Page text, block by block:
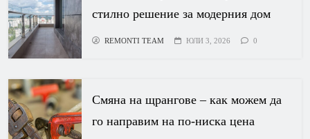
стилно решение за модерния дом
REMONTI TEAM ЮЛИ 3, 2026 0
Смяна на щрангове – как можем да
го направим на по-ниска цена